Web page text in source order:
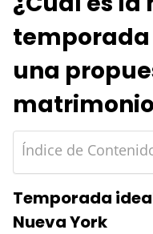
una
Índice de
Temporada
Nueva York